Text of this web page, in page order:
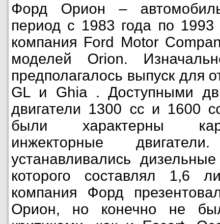
Форд Орион –
период с 1983 года по 1993
компания Ford Motor
моделей Orion.
предполагалось выпуск для
GL и Ghia . Доступными
двигатели 1300 cc и 1600
были характерны
инжекторные
устанавливались
которого составлял 1,6
компания Форд
Орион, но конечно не